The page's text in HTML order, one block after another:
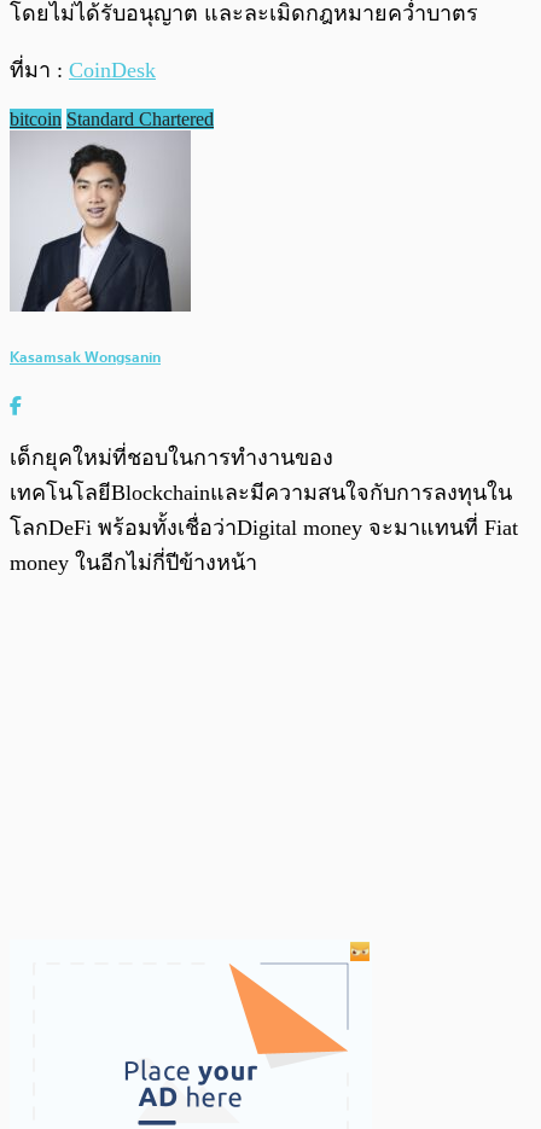
โดยไม่ได้รับอนุญาต และละเมิดกฎหมายคว่ำบาตร
ที่มา : CoinDesk
bitcoin Standard Chartered
Kasamsak Wongsanin
เด็กยุคใหม่ที่ชอบในการทำงานของ
เทคโนโลยีBlockchainและมีความสนใจกับการลงทุนใน
โลกDeFi พร้อมทั้งเชื่อว่าDigital money จะมาแทนที่ Fiat
money ในอีกไม่กี่ปีข้างหน้า